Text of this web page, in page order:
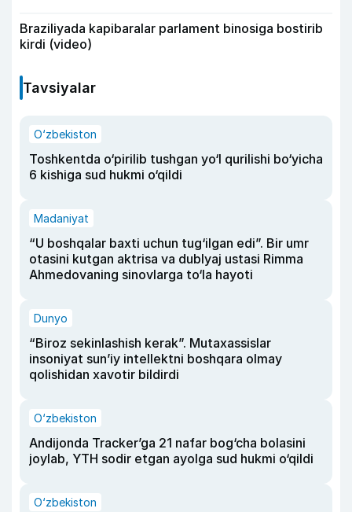
Braziliyada kapibaralar parlament binosiga bostirib
kirdi (video)
Tavsiyalar
O‘zbekiston
Toshkentda o‘pirilib tushgan yo‘l qurilishi bo‘yicha
6 kishiga sud hukmi o‘qildi
Madaniyat
“U boshqalar baxti uchun tug‘ilgan edi”. Bir umr
otasini kutgan aktrisa va dublyaj ustasi Rimma
Ahmedovaning sinovlarga to‘la hayoti
Dunyo
“Biroz sekinlashish kerak”. Mutaxassislar
insoniyat sun’iy intellektni boshqara olmay
qolishidan xavotir bildirdi
O‘zbekiston
Andijonda Tracker’ga 21 nafar bog‘cha bolasini
joylab, YTH sodir etgan ayolga sud hukmi o‘qildi
O‘zbekiston